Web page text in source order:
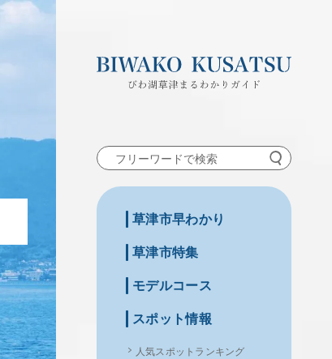
草津市早わかり
草津市特集
モデルコース
スポット情報
人気スポットランキング